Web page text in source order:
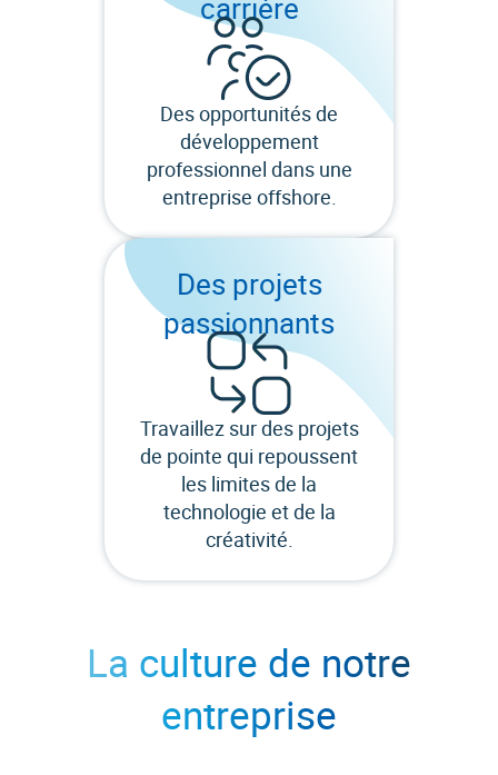
carrière
Des opportunités de
développement
professionnel dans une
entreprise offshore.
Des projets
passionnants
Travaillez sur des projets
de pointe qui repoussent
les limites de la
technologie et de la
créativité.
La culture de notre
entreprise